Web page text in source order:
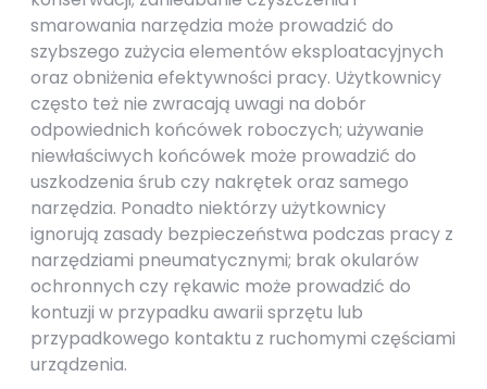
smarowania narzędzia może prowadzić do
szybszego zużycia elementów eksploatacyjnych
oraz obniżenia efektywności pracy. Użytkownicy
często też nie zwracają uwagi na dobór
odpowiednich końcówek roboczych; używanie
niewłaściwych końcówek może prowadzić do
uszkodzenia śrub czy nakrętek oraz samego
narzędzia. Ponadto niektórzy użytkownicy
ignorują zasady bezpieczeństwa podczas pracy z
narzędziami pneumatycznymi; brak okularów
ochronnych czy rękawic może prowadzić do
kontuzji w przypadku awarii sprzętu lub
przypadkowego kontaktu z ruchomymi częściami
urządzenia.